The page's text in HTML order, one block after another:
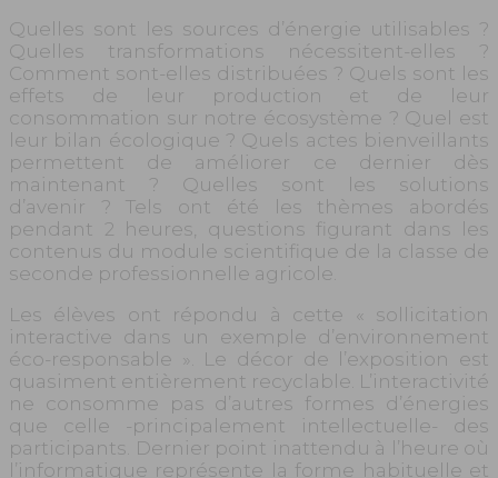
Quelles sont les sources d’énergie utilisables ?
Quelles transformations nécessitent-elles ?
Comment sont-elles distribuées ? Quels sont les
effets de leur production et de leur
consommation sur notre écosystème ? Quel est
leur bilan écologique ? Quels actes bienveillants
permettent de améliorer ce dernier dès
maintenant ? Quelles sont les solutions
d’avenir ? Tels ont été les thèmes abordés
pendant 2 heures, questions figurant dans les
contenus du module scientifique de la classe de
seconde professionnelle agricole.
Les élèves ont répondu à cette « sollicitation
interactive dans un exemple d’environnement
éco-responsable ». Le décor de l’exposition est
quasiment entièrement recyclable. L’interactivité
ne consomme pas d’autres formes d’énergies
que celle -principalement intellectuelle- des
participants. Dernier point inattendu à l’heure où
l’informatique représente la forme habituelle et